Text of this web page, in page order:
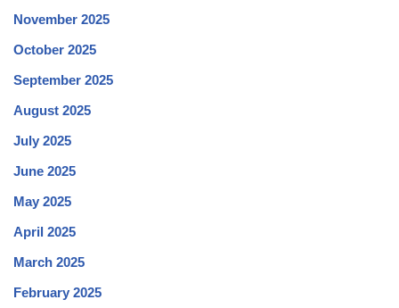
November 2025
October 2025
September 2025
August 2025
July 2025
June 2025
May 2025
April 2025
March 2025
February 2025